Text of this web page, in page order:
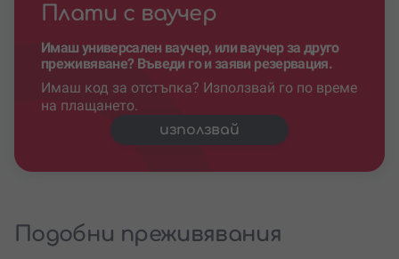
Плати с ваучер
Имаш универсален ваучер, или ваучер за друго
преживяване? Въведи го и заяви резервация.
Имаш код за отстъпка? Използвай го по време
на плащането.
използвай
Подобни преживявания